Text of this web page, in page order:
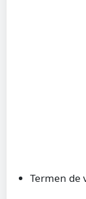
Termen de